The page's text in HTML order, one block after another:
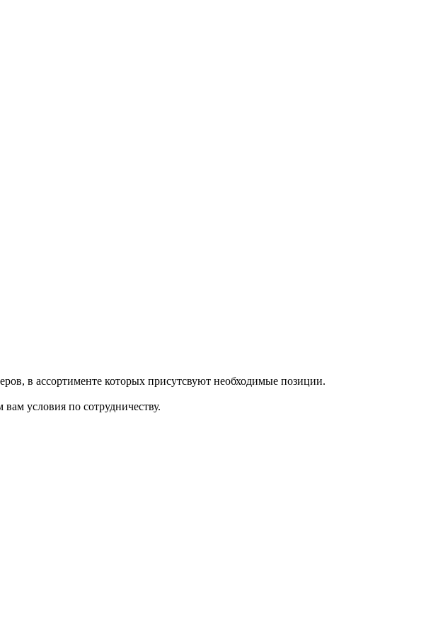
в ассортименте которых присутсвуют необходимые позиции.
условия по сотрудничеству.